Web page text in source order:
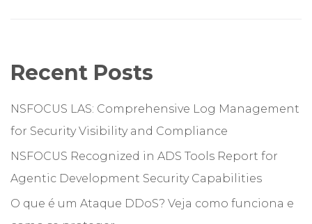
Recent Posts
NSFOCUS LAS: Comprehensive Log Management
for Security Visibility and Compliance
NSFOCUS Recognized in ADS Tools Report for
Agentic Development Security Capabilities
O que é um Ataque DDoS? Veja como funciona e